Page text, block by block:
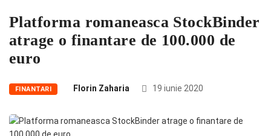
Platforma romaneasca StockBinder
atrage o finantare de 100.000 de
euro
FINANTARI Florin Zaharia 19 iunie 2020